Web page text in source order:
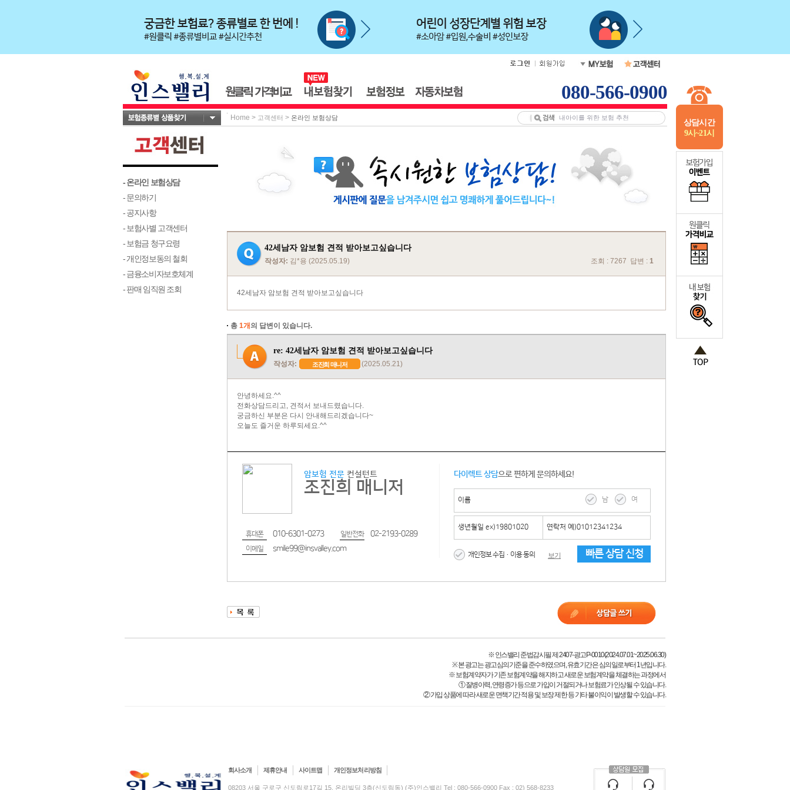
상담시간
9시~21시
080-566-0900
Home > 고객센터 > 온라인 보험상담
- 온라인 보험상담
- 문의하기
- 공지사항
- 보험사별 고객센터
- 보험금 청구요령
- 개인정보동의 철회
- 금융소비자보호체계
- 판매 임직원 조회
42세남자 암보험 견적 받아보고싶습니다
작성자: 김*용 (2025.05.19) 조회 : 7267 답변 : 1
42세남자 암보험 견적 받아보고싶습니다
총 1개의 답변이 있습니다.
re: 42세남자 암보험 견적 받아보고싶습니다
작성자: 조진희 매니저 (2025.05.21)
안녕하세요.^^
전화상담드리고, 견적서 보내드렸습니다.
궁금하신 부분은 다시 안내해드리겠습니다~
오늘도 즐거운 하루되세요.^^
암보험 전문 컨설턴트
조진희 매니저
휴대폰 010-6301-0273 일반전화 02-2193-0289
이메일 smile99@insvalley.com
다이렉트 상담으로 편하게 문의하세요!
남 여
개인정보 수집·이용 동의 보기 빠른 상담 신청
※ 인스밸리 준법감시필 제 2407-광고P-0010(2024.07.01~2025.06.30)
※ 본 광고는 광고심의기준을 준수하였으며, 유효기간은 심의일로부터 1년입니다.
※ 보험계약자가 기존 보험계약을 해지하고 새로운 보험계약을 체결하는 과정에서
① 질병이력, 연령증가 등으로 가입이 거절되거나 보험료가 인상될 수 있습니다.
② 가입 상품에 따라 새로운 면책기간 적용 및 보장 제한 등 기타 불이익이 발생할 수 있습니다.
회사소개 제휴안내 사이트맵 개인정보처리방침
08203 서울 구로구 신도림로17길 15, 온리빌딩 3층(신도림동) (주)인스밸리 Tel : 080-566-0900 Fax : 02) 568-8233